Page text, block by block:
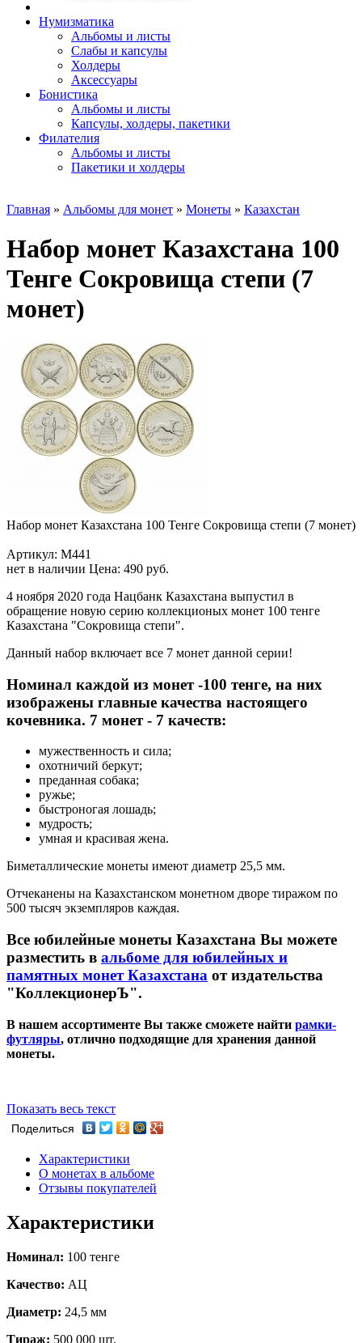
Нумизматика
Альбомы и листы
Слабы и капсулы
Холдеры
Аксессуары
Бонистика
Альбомы и листы
Капсулы, холдеры, пакетики
Филателия
Альбомы и листы
Пакетики и холдеры
Главная » Альбомы для монет » Монеты » Казахстан
Набор монет Казахстана 100
Тенге Сокровища степи (7
монет)
Набор монет Казахстана 100 Тенге Сокровища степи (7 монет)
Артикул: M441
нет в наличии Цена: 490 руб.
4 ноября 2020 года Нацбанк Казахстана выпустил в
обращение новую серию коллекционых монет 100 тенге
Казахстана "Сокровища степи".
Данный набор включает все 7 монет данной серии!
Номинал каждой из монет -100 тенге, на них
изображены главные качества настоящего
кочевника. 7 монет - 7 качеств:
мужественность и сила;
охотничий беркут;
преданная собака;
ружье;
быстроногая лошадь;
мудрость;
умная и красивая жена.
Биметаллические монеты имеют диаметр 25,5 мм.
Отчеканены на Казахстанском монетном дворе тиражом по
500 тысяч экземпляров каждая.
Все юбилейные монеты Казахстана Вы можете
разместить в альбоме для юбилейных и
памятных монет Казахстана от издательства
"КоллекционерЪ".
В нашем ассортименте Вы также сможете найти рамки-
футляры, отлично подходящие для хранения данной
монеты.
Показать весь текст
Поделиться
Характеристики
О монетах в альбоме
Отзывы покупателей
Характеристики
Номинал: 100 тенге
Качество: АЦ
Диаметр: 24,5 мм
Тираж: 500 000 шт.